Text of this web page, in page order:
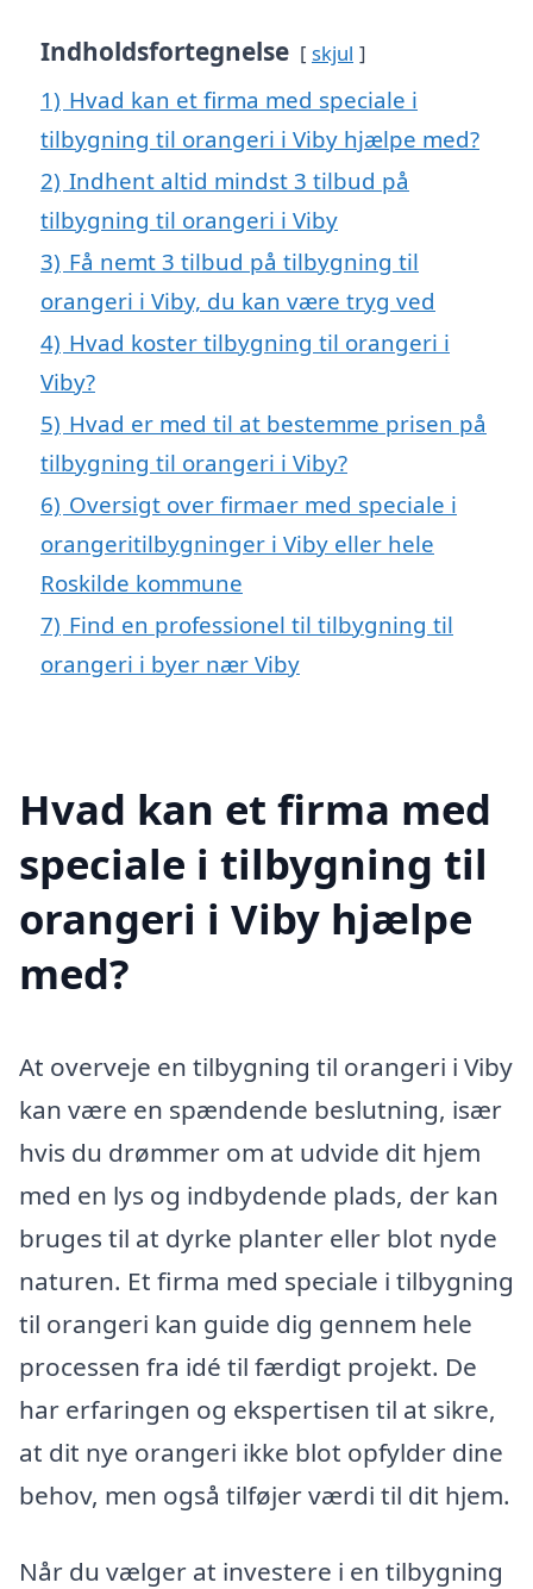
Indholdsfortegnelse skjul
1) Hvad kan et firma med speciale i
tilbygning til orangeri i Viby hjælpe med?
2) Indhent altid mindst 3 tilbud på
tilbygning til orangeri i Viby
3) Få nemt 3 tilbud på tilbygning til
orangeri i Viby, du kan være tryg ved
4) Hvad koster tilbygning til orangeri i
Viby?
5) Hvad er med til at bestemme prisen på
tilbygning til orangeri i Viby?
6) Oversigt over firmaer med speciale i
orangeritilbygninger i Viby eller hele
Roskilde kommune
7) Find en professionel til tilbygning til
orangeri i byer nær Viby
Hvad kan et firma med
speciale i tilbygning til
orangeri i Viby hjælpe
med?
At overveje en tilbygning til orangeri i Viby
kan være en spændende beslutning, især
hvis du drømmer om at udvide dit hjem
med en lys og indbydende plads, der kan
bruges til at dyrke planter eller blot nyde
naturen. Et firma med speciale i tilbygning
til orangeri kan guide dig gennem hele
processen fra idé til færdigt projekt. De
har erfaringen og ekspertisen til at sikre,
at dit nye orangeri ikke blot opfylder dine
behov, men også tilføjer værdi til dit hjem.
Når du vælger at investere i en tilbygning